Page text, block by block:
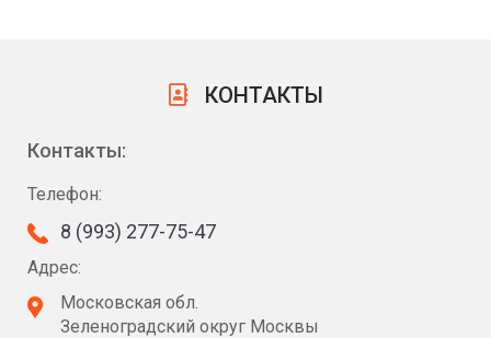
КОНТАКТЫ
Контакты:
Телефон:
8 (993) 277-75-47
Адрес:
Московская обл.
Зеленоградский округ Москвы